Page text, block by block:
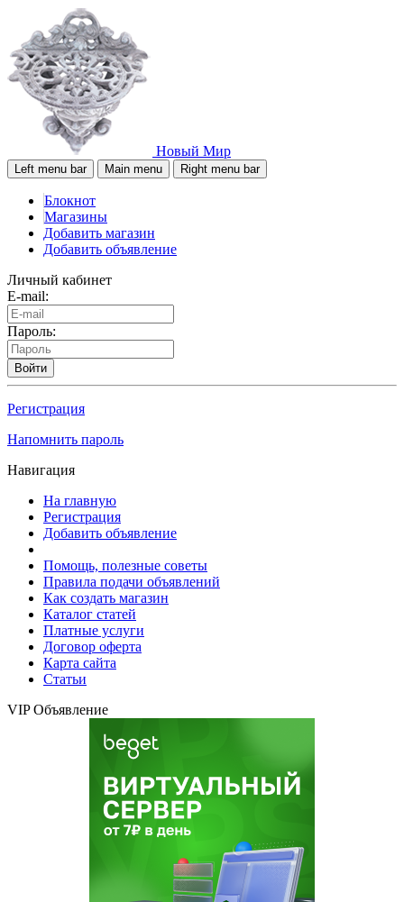
Новый Мир
Left menu bar Main menu Right menu bar
Блокнот
Магазины
Добавить магазин
Добавить объявление
Личный кабинет
E-mail:
Пароль:
Войти
Регистрация
Напомнить пароль
Навигация
На главную
Регистрация
Добавить объявление
Помощь, полезные советы
Правила подачи объявлений
Как создать магазин
Каталог статей
Платные услуги
Договор оферта
Карта сайта
Статьи
VIP Объявление